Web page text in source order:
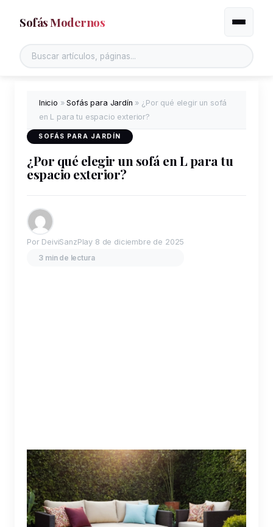
Sofás Modernos Alternar
Inicio »Sofás para Jardín » ¿Por qué elegir un sofá
en L para tu espacio exterior?
SOFÁS PARA JARDÍN
¿Por qué elegir un sofá en L para tu
espacio exterior?
Por DeiviSanzPlay 8 de diciembre de 2025
3 min de lectura